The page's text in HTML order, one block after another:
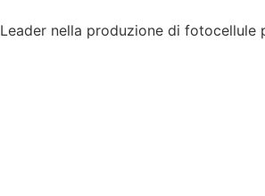
Leader nella produzione di fotocellule